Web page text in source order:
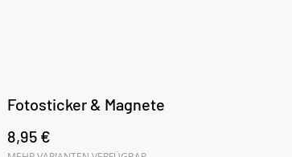
Fotosticker & Magnete
8,95 €